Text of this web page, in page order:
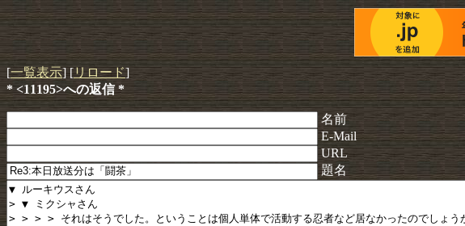
[一覧表示] [リロード]
* <11195>への返信 *
名前
E-Mail
URL
題名